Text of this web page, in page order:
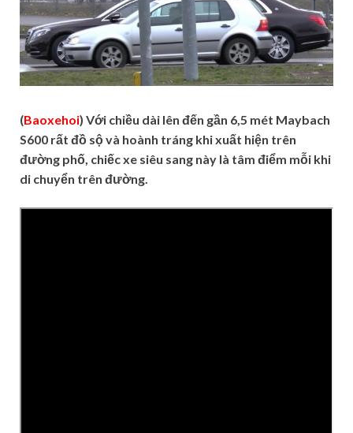
(Baoxehoi) Với chiều dài lên đến gần 6,5 mét Maybach
S600 rất đồ sộ và hoành tráng khi xuất hiện trên
đường phố, chiếc xe siêu sang này là tâm điểm mỗi khi
di chuyển trên đường.